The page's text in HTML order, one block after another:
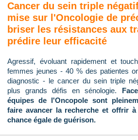
Cancer du sein triple
mise sur l'Oncologie de
briser les résistances aux
prédire leur efficacité
Agressif, évoluant rapidement et
femmes jeunes - 40 % des patientes
diagnostic - le cancer du sein triple
plus grands défis en sénologie.
équipes de l'Oncopole sont
faire avancer la recherche et offrir à
chance égale de guérison.